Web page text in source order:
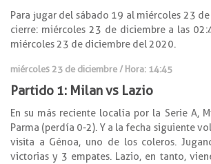
Para jugar del sábado 19 al miércoles 23
cierre: miércoles 23 de diciembre a las
miércoles 23 de diciembre del 2020.
miércoles 23 de diciembre / Hora: 14:45
Partido 1: Milan vs Lazio
En su más reciente localía por la Serie A,
Parma (perdía 0-2). Y a la fecha siguiente
visita a Génoa, uno de los coleros.
victorias y 3 empates. Lazio, en tanto,